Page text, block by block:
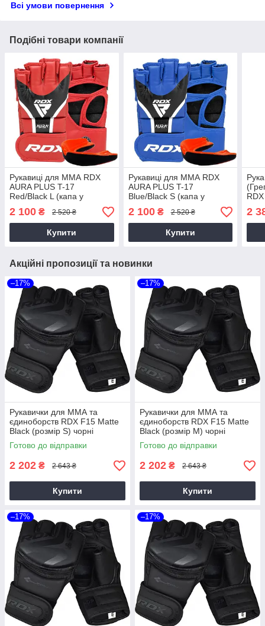
Всі умови повернення
Подібні товари компанії
Рукавиці для ММА RDX
AURA PLUS T-17
Red/Black L (капа у
2 100 ₴ 2 520 ₴
Купити
Рукавиці для ММА RDX
AURA PLUS T-17
Blue/Black S (капа у
2 100₴ 2 520 ₴
Купити
2
Акційні пропозиції та новинки
–17%
Рукавички для ММА та
єдиноборств RDX F15 Matte
Black (розмір S) чорні
Готово до відправки
2 202 ₴ 2 643 ₴
Купити
–17%
Рукавички для ММА та
єдиноборств RDX F15 Matte
Black (розмір M) чорні
Готово до відправки
2 202 ₴ 2 643 ₴
Купити
–17% –17%